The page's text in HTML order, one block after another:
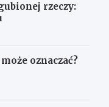
rzeczy:
oznaczać?